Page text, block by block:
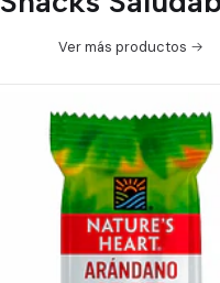
Ver más productos